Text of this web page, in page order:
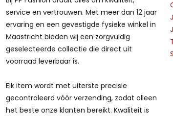
service en vertrouwen. Met meer dan 12 jaar
ervaring en een gevestigde fysieke winkel in
Maastricht bieden wij een zorgvuldig
geselecteerde collectie die direct uit
voorraad leverbaar is.
Elk item wordt met uiterste precisie
gecontroleerd vóór verzending, zodat alleen
het beste onze klanten bereikt. Kwaliteit is